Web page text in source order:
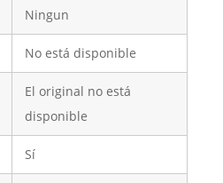
Ningun
No está disponible
El original no está
disponible
Sí